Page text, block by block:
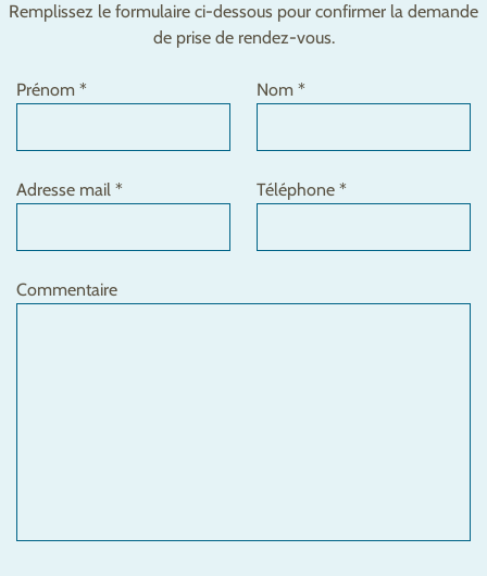
Remplissez le formulaire ci-dessous pour confirmer la demande
de prise de rendez-vous.
Prénom * Nom *
Adresse mail * Téléphone *
Commentaire